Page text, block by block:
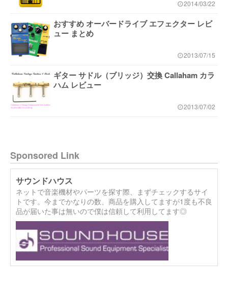
2014/03/22
おすすめ オーバードライブ エフェクター レビ
ュー まとめ
2013/07/15
ギター サドル（ブリッジ）交換 Callaham カラ
ハム レビュー
2013/07/02
Sponsored Link
サウンドハウス
ネットで音楽機材やパーツを探す際、まずチェックするサイ
トです。今までかなりの数、商品を購入してますが1度も不良
品が届いた事は無いので僕は信頼して利用してます◎